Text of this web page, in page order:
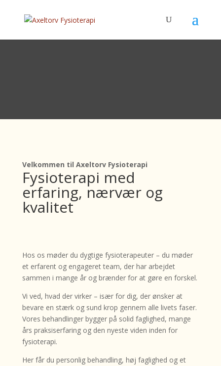
Velkommen til Axeltorv Fysioterapi
Fysioterapi med
erfaring, nærvær og
kvalitet
Hos os møder du dygtige fysioterapeuter – du møder
et erfarent og engageret team, der har arbejdet
sammen i mange år og brænder for at gøre en forskel.
Vi ved, hvad der virker – især for dig, der ønsker at
bevare en stærk og sund krop gennem alle livets faser.
Vores behandlinger bygger på solid faglighed, mange
års praksiserfaring og den nyeste viden inden for
fysioterapi.
Her får du personlig behandling, høj faglighed og et